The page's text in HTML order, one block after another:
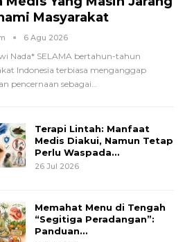
Masyarakat
6 Agu 2026
Nada* SELAMA bertahun-tahun
Indonesia terbiasa menganggap
pencernaan sebagai…
Terapi Lintah: Manfaat
Medis Diakui, Namun Tetap
Perlu Waspada…
26 Jul 2026
Memahat Menu di Tengah
“Segitiga Peradangan”:
Panduan…